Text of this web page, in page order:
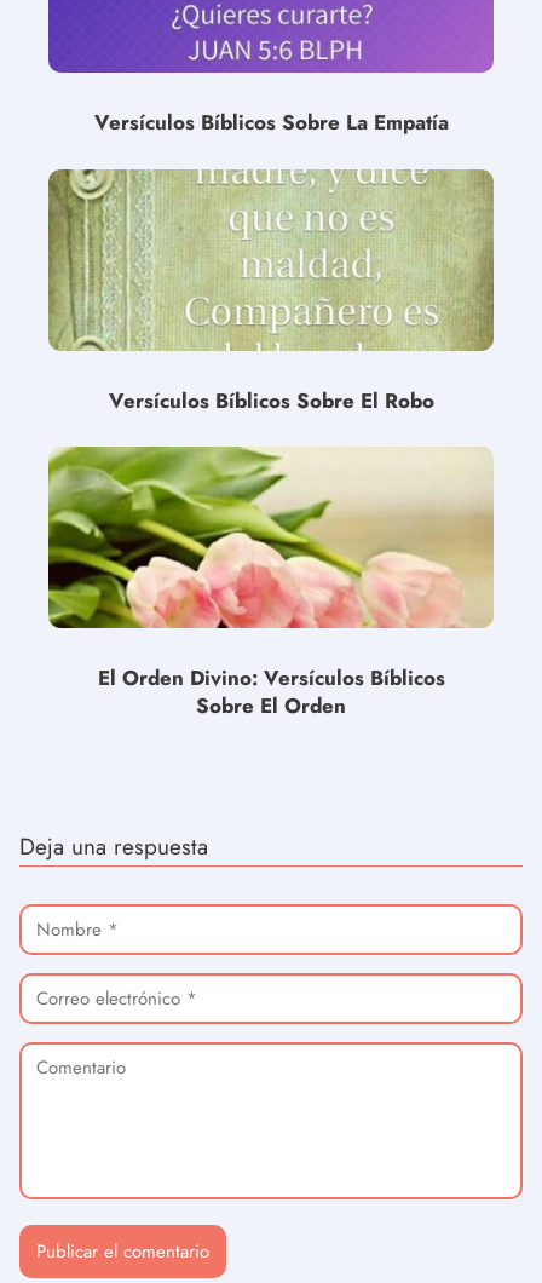
Versículos Bíblicos Sobre La Empatía
Versículos Bíblicos Sobre El Robo
El Orden Divino: Versículos Bíblicos
Sobre El Orden
Deja una respuesta